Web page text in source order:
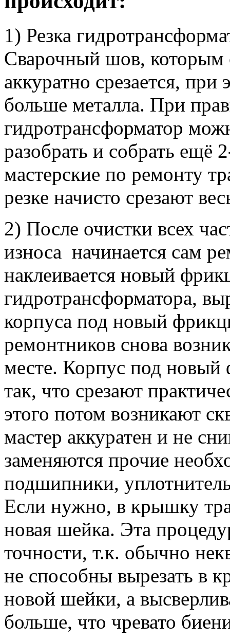
1) Резка
Сварочный шов, которым
аккуратно срезается,
больше металла. При
гидротрансформатор
разобрать и собрать ещё
мастерские по ремонту
резке начисто срезают
2) После очистки всех
износа начинается сам
наклеивается новый
гидротрансформатора,
корпуса под новый
ремонтников снова
месте. Корпус под
так, что срезают
этого потом возникают
мастер аккуратен и не
заменяются прочие
подшипники,
Если нужно, в крышку
новая шейка. Эта
точности, т.к. обычно
не способны вырезать в
новой шейки, а
больше, что чревато